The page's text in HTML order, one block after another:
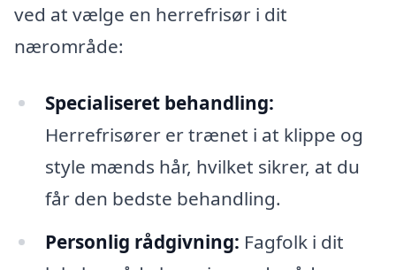
ved at vælge en herrefrisør i dit
nærområde:
Specialiseret behandling:
Herrefrisører er trænet i at klippe og
style mænds hår, hvilket sikrer, at du
får den bedste behandling.
Personlig rådgivning: Fagfolk i dit